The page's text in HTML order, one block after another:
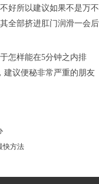
好所以建议如果不是万不
全部挤进肛门润滑一会后
怎样能在5分钟之内排
建议便秘非常严重的朋友
快方法